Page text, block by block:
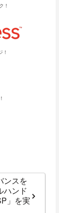
！
！
ンスを
ハンド
」を実